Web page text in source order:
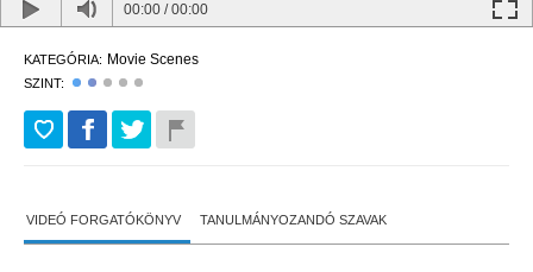
00:00 /00:00
KATEGÓRIA: Movie Scenes
SZINT:
VIDEÓ FORGATÓKÖNYV TANULMÁNYOZANDÓ SZAVAK